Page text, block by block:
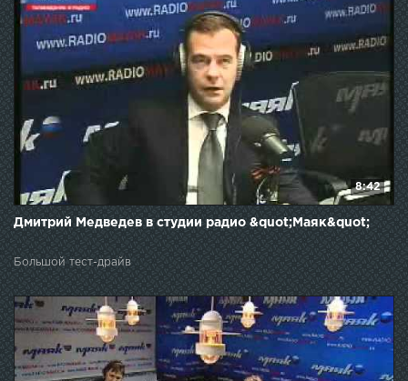
8:42
Дмитрий Медведев в студии радио &quot;Маяк&quot;
Большой тест-драйв